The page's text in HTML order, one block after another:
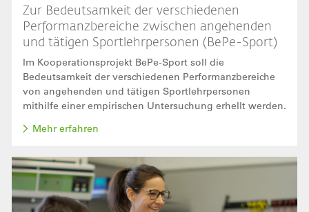
Zur Bedeutsamkeit der verschiedenen
Performanzbereiche zwischen angehenden
und tätigen Sportlehrpersonen (BePe-Sport)
Im Kooperationsprojekt BePe-Sport soll die
Bedeutsamkeit der verschiedenen Performanzbereiche
von angehenden und tätigen Sportlehrpersonen
mithilfe einer empirischen Untersuchung erhellt werden.
Mehr erfahren
Bild